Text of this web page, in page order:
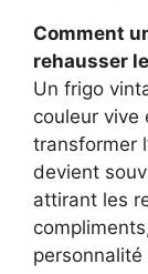
Comment
rehausser
Un frigo
couleur vive
transformer
devient
attirant les
personnalité